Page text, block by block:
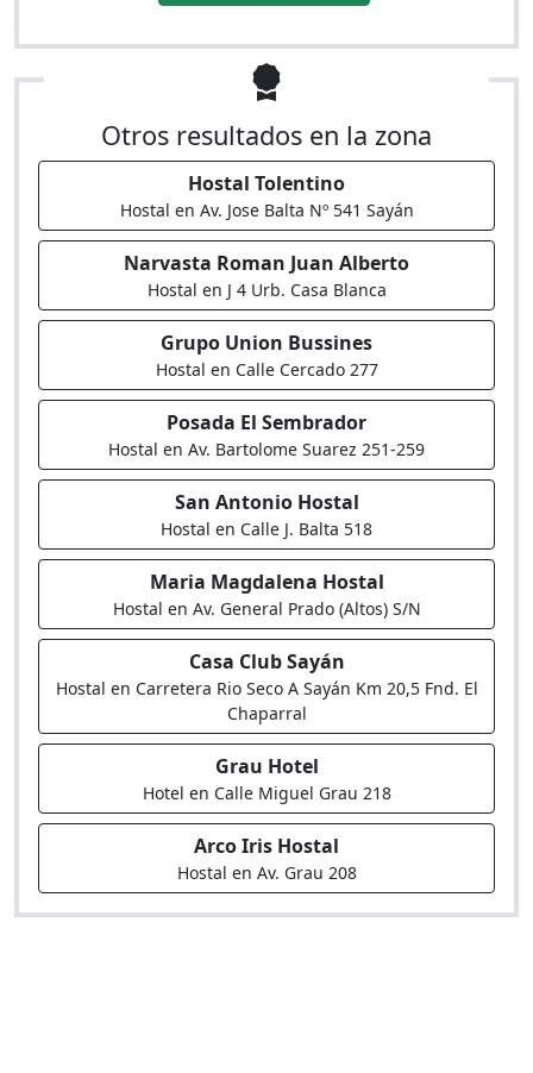
Otros resultados en la zona
Hostal Tolentino
Hostal en Av. Jose Balta Nº 541 Sayán
Narvasta Roman Juan Alberto
Hostal en J 4 Urb. Casa Blanca
Grupo Union Bussines
Hostal en Calle Cercado 277
Posada El Sembrador
Hostal en Av. Bartolome Suarez 251-259
San Antonio Hostal
Hostal en Calle J. Balta 518
Maria Magdalena Hostal
Hostal en Av. General Prado (Altos) S/N
Casa Club Sayán
Hostal en Carretera Rio Seco A Sayán Km 20,5 Fnd. El
Chaparral
Grau Hotel
Hotel en Calle Miguel Grau 218
Arco Iris Hostal
Hostal en Av. Grau 208